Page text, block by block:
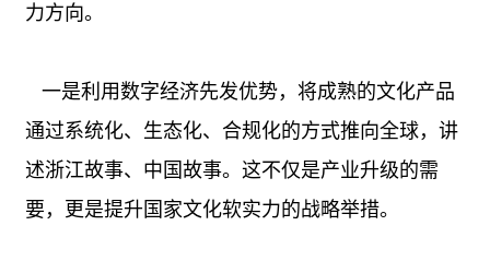
力方向。
一是利用数字经济先发优势，将成熟的文化产品
通过系统化、生态化、合规化的方式推向全球，讲
述浙江故事、中国故事。这不仅是产业升级的需
要，更是提升国家文化软实力的战略举措。